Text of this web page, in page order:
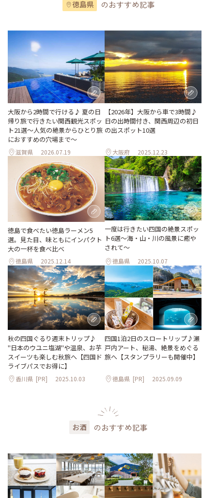
徳島県 のおすすめ記事
大阪から2時間で行ける♪ 夏の日
帰り旅で行きたい関西観光スポッ
ト21選～人気の絶景からひとり旅
におすすめの穴場まで～
滋賀県 2026.07.19
【2026年】大阪から車で3時間♪
日の出時間付き、関西周辺の初日
の出スポット10選
大阪府 2025.12.23
徳島で食べたい徳島ラーメン5
選。見た目、味ともにインパクト
大の一杯を食べ比べ
徳島県 2025.12.14
一度は行きたい四国の絶景スポッ
ト6選〜海・山・川の風景に癒や
されて〜
徳島県 2025.10.07
秋の四国ぐるり週末トリップ♪
"日本のウユニ塩湖"や温泉、お芋
スイーツも楽しむ秋旅へ【四国ド
ライブパスでお得に】
香川県 [PR] 2025.10.03
四国1泊2日のスロートリップ♪瀬
戸内アート、秘湯、絶景をめぐる
旅へ【スタンプラリーも開催中】
徳島県 [PR] 2025.09.09
お酒 のおすすめ記事